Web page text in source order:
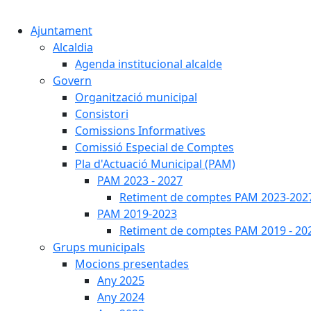
Ajuntament
Alcaldia
Agenda institucional alcalde
Govern
Organització municipal
Consistori
Comissions Informatives
Comissió Especial de Comptes
Pla d'Actuació Municipal (PAM)
PAM 2023 - 2027
Retiment de comptes PAM 2023-
PAM 2019-2023
Retiment de comptes PAM 2019 -
Grups municipals
Mocions presentades
Any 2025
Any 2024